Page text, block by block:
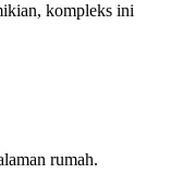
kompleks ini
rumah.